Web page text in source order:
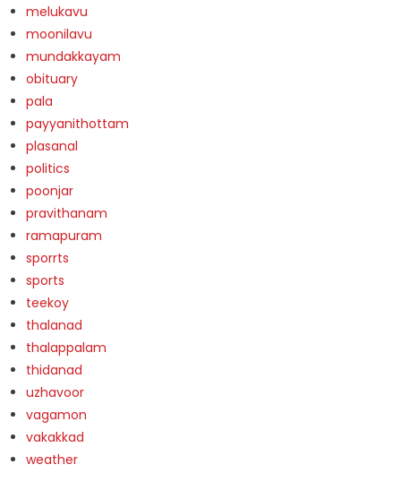
melukavu
moonilavu
mundakkayam
obituary
pala
payyanithottam
plasanal
politics
poonjar
pravithanam
ramapuram
sporrts
sports
teekoy
thalanad
thalappalam
thidanad
uzhavoor
vagamon
vakakkad
weather